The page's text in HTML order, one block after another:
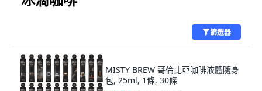
篩選器
MISTY BREW 哥倫比亞咖啡液體隨身
包, 25ml, 1條, 30條